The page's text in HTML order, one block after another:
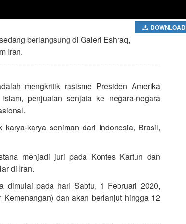
DOWNLOAD
berlangsung di Galeri Eshraq,
Iran.
mengkritik rasisme Presiden Amerika
penjualan senjata ke negara-negara
karya seniman dari Indonesia, Brasil,
menjadi juri pada Kontes Kartun dan
di Iran.
dimulai pada hari Sabtu, 1 Februari 2020,
dan akan berlanjut hingga 12